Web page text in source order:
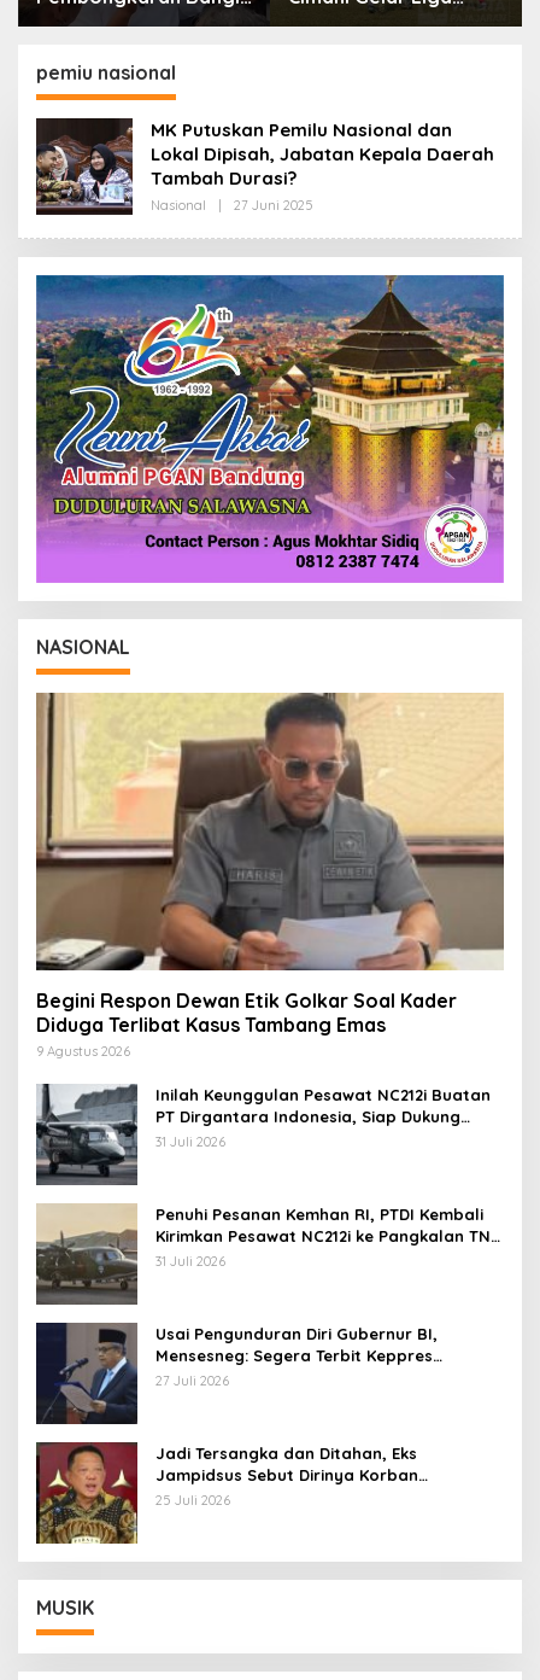
dan Penertiban PKL
Internasional 2026,
pemiu nasional
MK Putuskan Pemilu Nasional dan
Lokal Dipisah, Jabatan Kepala Daerah
Tambah Durasi?
Nasional 27 Juni 2025
E
H
R
D
A
K
S
I
NASIONAL
Begini Respon Dewan Etik Golkar Soal Kader
Diduga Terlibat Kasus Tambang Emas
9 Agustus 2026
Inilah Keunggulan Pesawat NC212i Buatan
PT Dirgantara Indonesia, Siap Dukung
Berbagai Operasi TNI
31 Juli 2026
Penuhi Pesanan Kemhan RI, PTDI Kembali
Kirimkan Pesawat NC212i ke Pangkalan TNI
AU
31 Juli 2026
Usai Pengunduran Diri Gubernur BI,
Mensesneg: Segera Terbit Keppres
Pemberhentian dengan Hormat
27 Juli 2026
Jadi Tersangka dan Ditahan, Eks
Jampidsus Sebut Dirinya Korban
Kriminalisasi
25 Juli 2026
MUSIK